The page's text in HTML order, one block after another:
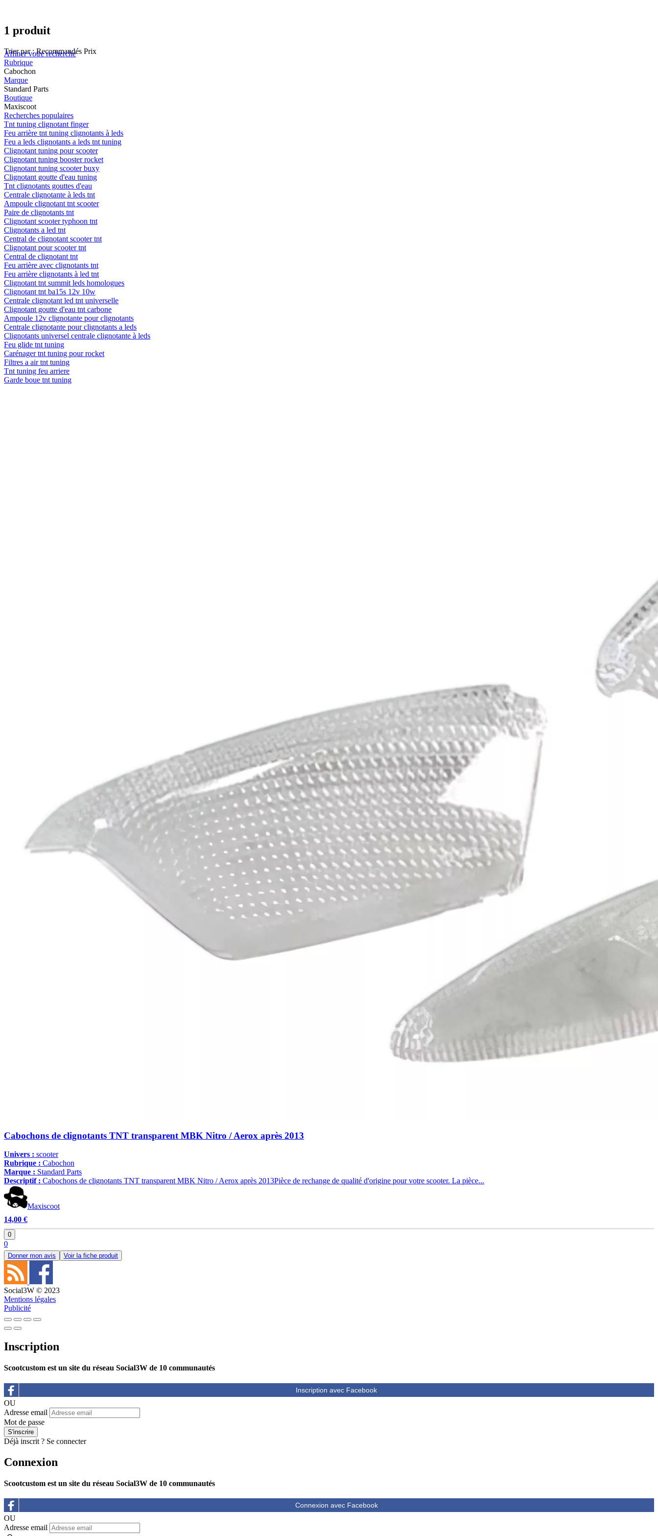
1 produit
Trier par : Recommandés Prix
Affiner votre recherche
Rubrique
Cabochon
Marque
Standard Parts
Boutique
Maxiscoot
Recherches populaires
Tnt tuning clignotant finger
Feu arrière tnt tuning clignotants à leds
Feu a leds clignotants a leds tnt tuning
Clignotant tuning pour scooter
Clignotant tuning booster rocket
Clignotant tuning scooter buxy
Clignotant goutte d'eau tuning
Tnt clignotants gouttes d'eau
Centrale clignotante à leds tnt
Ampoule clignotant tnt scooter
Paire de clignotants tnt
Clignotant scooter typhoon tnt
Clignotants a led tnt
Central de clignotant scooter tnt
Clignotant pour scooter tnt
Central de clignotant tnt
Feu arrière avec clignotants tnt
Feu arrière clignotants à led tnt
Clignotant tnt summit leds homologues
Clignotant tnt ba15s 12v 10w
Centrale clignotant led tnt universelle
Clignotant goutte d'eau tnt carbone
Ampoule 12v clignotante pour clignotants
Centrale clignotante pour clignotants a leds
Clignotants universel centrale clignotante à leds
Feu glide tnt tuning
Carénager tnt tuning pour rocket
Filtres a air tnt tuning
Tnt tuning feu arriere
Garde boue tnt tuning
Cabochons de clignotants TNT transparent MBK Nitro / Aerox après 2013
Univers : scooter
Rubrique : Cabochon
Marque : Standard Parts
Descriptif : Cabochons de clignotants TNT transparent MBK Nitro / Aerox après 2013Pièce de rechange de qualité d'origine pour votre scooter. La pièce...
Maxiscoot
14,00 €
0
0
Donner mon avis Voir la fiche produit
Social3W © 2023
Mentions légales
Publicité
Inscription
Scootcustom est un site du réseau Social3W de 10 communautés
OU
Adresse email
Mot de passe
Déjà inscrit ? Se connecter
Connexion
Scootcustom est un site du réseau Social3W de 10 communautés
OU
Adresse email